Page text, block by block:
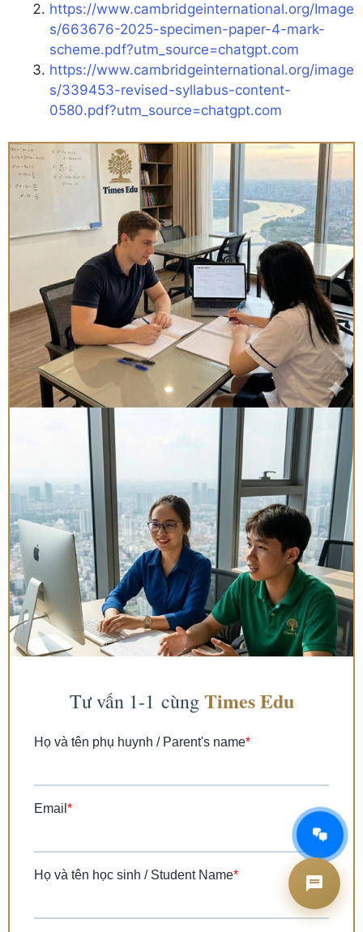
https://www.cambridgeinternational.org/Image
s/663676-2025-specimen-paper-4-mark-
scheme.pdf?utm_source=chatgpt.com
https://www.cambridgeinternational.org/image
s/339453-revised-syllabus-content-
0580.pdf?utm_source=chatgpt.com